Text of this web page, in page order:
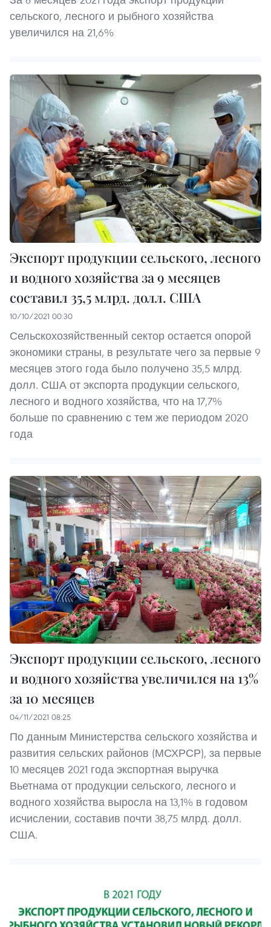
сельского, лесного и рыбного хозяйства
увеличился на 21,6%
Экспорт продукции сельского, лесного
и водного хозяйства за 9 месяцев
составил 35,5 млрд. долл. США
10/10/2021 00:30
Сельскохозяйственный сектор остается опорой
экономики страны, в результате чего за первые 9
месяцев этого года было получено 35,5 млрд.
долл. США от экспорта продукции сельского,
лесного и водного хозяйства, что на 17,7%
больше по сравнению с тем же периодом 2020
года
Экспорт продукции сельского, лесного
и водного хозяйства увеличился на 13%
за 10 месяцев
04/11/2021 08:25
По данным Министерства сельского хозяйства и
развития сельских районов (МСХРСР), за первые
10 месяцев 2021 года экспортная выручка
Вьетнама от продукции сельского, лесного и
водного хозяйства выросла на 13,1% в годовом
исчислении, составив почти 38,75 млрд. долл.
США.